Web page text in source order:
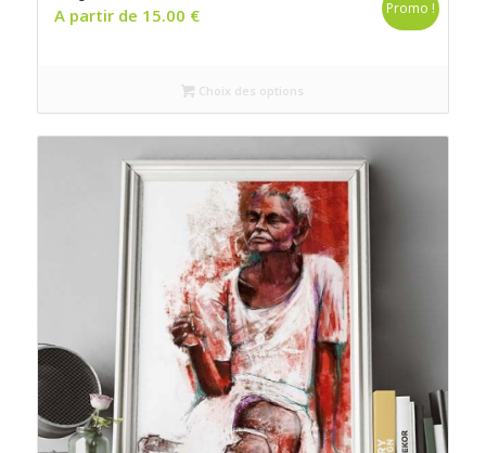
A partir de 15.00 € Promo !
Choix des options